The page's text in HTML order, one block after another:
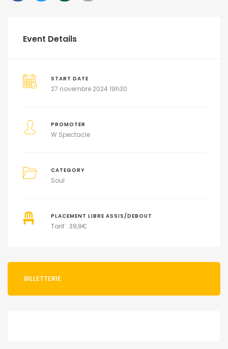
Event Details
START DATE
27 novembre 2024 19h30
PROMOTER
W Spectacle
CATEGORY
Soul
PLACEMENT LIBRE ASSIS/DEBOUT
Tarif : 39,9€
BILLETTERIE